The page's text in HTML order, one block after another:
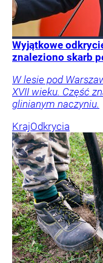
Wyjątkowe
znaleziono skarb
W lesie pod
XVII wieku. Część
glinianym naczyniu.
KrajOdkrycia